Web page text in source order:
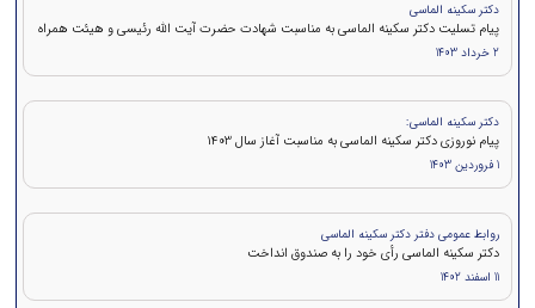
دکتر سکینه الماسی
پیام تسلیت دکتر سکینه الماسی به مناسبت شهادت حضرت آیت الله رئیسی و هیئت همراه
2 خرداد 1403
دکتر سکینه الماسی:
پیام نوروزی دکتر سکینه الماسی به مناسبت آغاز سال 1403
1 فروردین 1403
روابط عمومی دفتر دکتر سکینه الماسی
دکتر سکینه الماسی رأی خود را به صندوق انداخت
11 اسفند 1402